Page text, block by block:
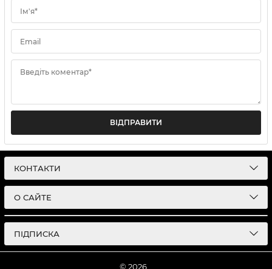
Ім'я*
Email
Введіть коментар*
ВІДПРАВИТИ
КОНТАКТИ
О САЙТЕ
ПІДПИСКА
© 2026